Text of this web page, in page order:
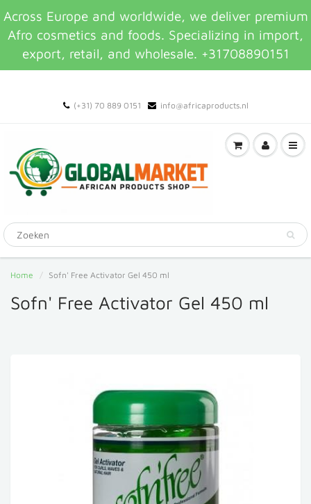
Across Europe and worldwide, we deliver premium
Afro cosmetics and foods. Specializing in import,
export, retail, and wholesale. +31708890151
(+31) 70 889 0151 info@africaproducts.nl
Home Sofn' Free Activator Gel 450 ml
Sofn' Free Activator Gel 450 ml